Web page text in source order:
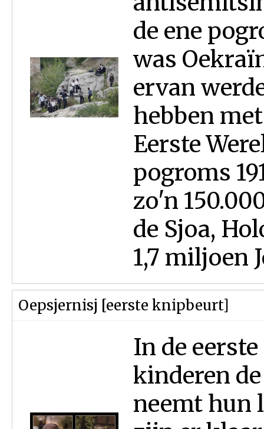
de ene
was
ervan
hebben
Eerste
pogroms
zo'n
de Sjoa,
1,7 miljoen
Oepsjernisj [eerste knipbeurt]
In de
kinderen
neemt hun